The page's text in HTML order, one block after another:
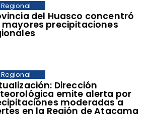
del Huasco concentró
mayores precipitaciones
Regional
Dirección
emite alerta por
moderadas a
en la Región de Atacama
Regional